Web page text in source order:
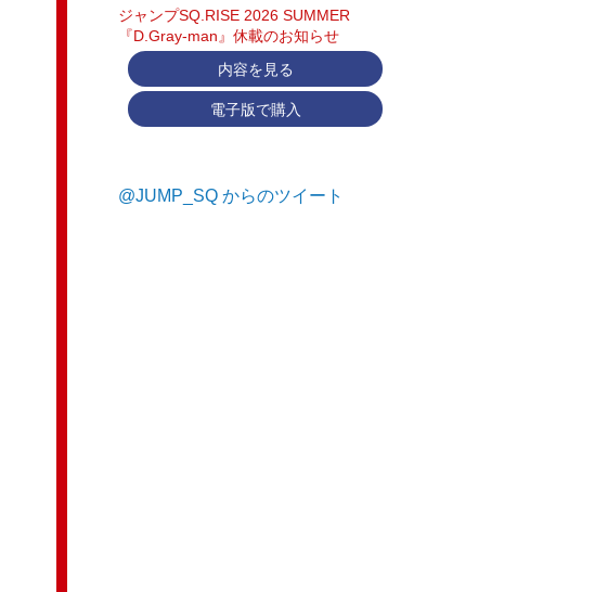
ジャンプSQ.RISE 2026 SUMMER
『D.Gray-man』休載のお知らせ
内容を見る
電子版で購入
@JUMP_SQ からのツイート